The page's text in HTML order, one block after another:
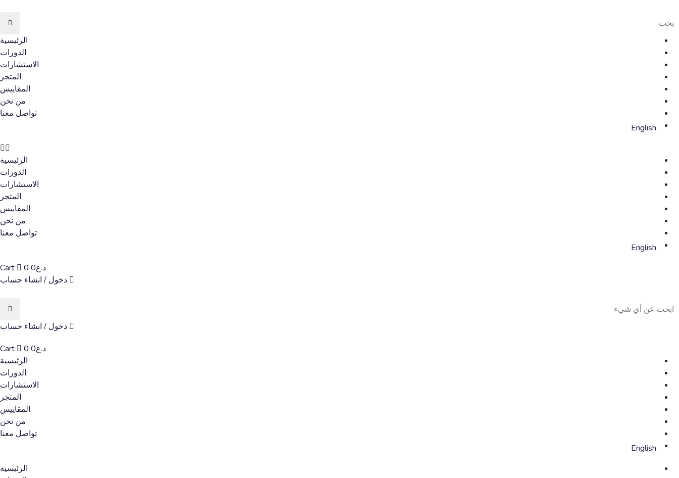
الرئيسية
الدورات
الاستشارات
المتجر
المقاييس
من نحن
تواصل معنا
English
الرئيسية
الدورات
الاستشارات
المتجر
المقاييس
من نحن
تواصل معنا
English
د.ع0
0
Cart
دخول / انشاء حساب
دخول / انشاء حساب
د.ع0
0
Cart
الرئيسية
الدورات
الاستشارات
المتجر
المقاييس
من نحن
تواصل معنا
English
الرئيسية